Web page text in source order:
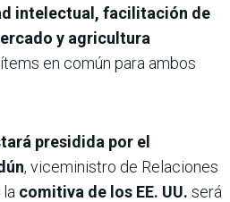
intelectual, facilitación de
y agricultura
en común para ambos
presidida por el
, viceministro de Relaciones
comitiva de los EE. UU. será